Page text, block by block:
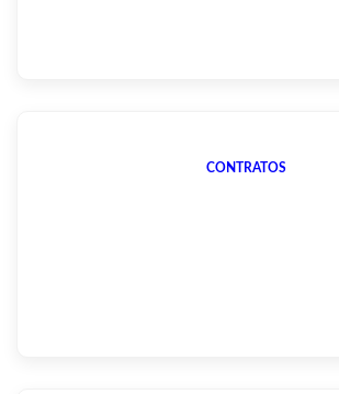
CONTRATOS